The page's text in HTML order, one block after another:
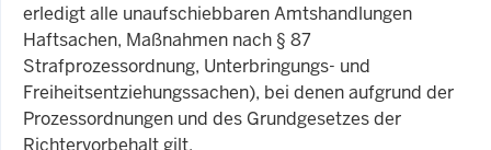
erledigt alle unaufschiebbaren Amtshandlungen
Haftsachen, Maßnahmen nach § 87
Strafprozessordnung, Unterbringungs- und
Freiheitsentziehungssachen), bei denen aufgrund der
Prozessordnungen und des Grundgesetzes der
Richtervorbehalt gilt.